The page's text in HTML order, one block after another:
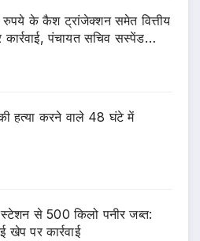
के कैश ट्रांजेक्शन समेत वित्तीय
कार्रवाई, पंचायत सचिव सस्पेंड…
हत्या करने वाले 48 घंटे में
से 500 किलो पनीर जब्त:
पर कार्रवाई